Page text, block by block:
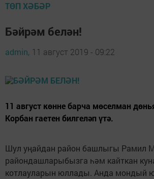
ТӨП ХӘБӘР
Бәйрәм белән!
admin, 11 август 2019 - 09:22
11 август көнне барча мөселман
Корбан гаетен билгеләп үтә.
Шул уңайдан район башлыгы Рамил
райондашларыбызга һәм кайткан
котлауларын юллады. Анда мондый